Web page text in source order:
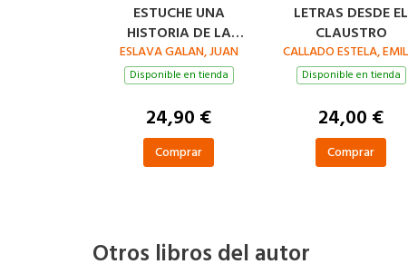
ESTUCHE UNA
HISTORIA DE LA
GUERRA CIVIL QUE
NO VA A GUSTAR A
ESLAVA GALAN, JUAN
Disponible en tienda
24,90 €
Comprar
LETRAS DESDE EL
CLAUSTRO
CALLADO ESTELA,
Disponible en tienda
24,00 €
Comprar
Otros libros del autor